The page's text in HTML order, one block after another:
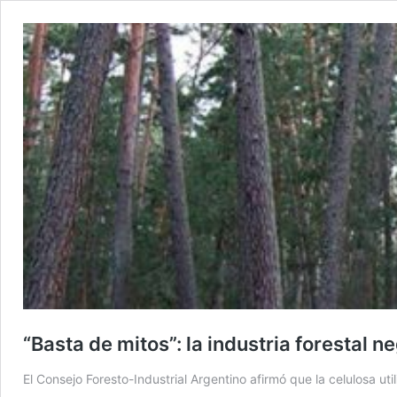
“Basta de mitos”: la industria forestal
El Consejo Foresto-Industrial Argentino afirmó que la celulosa